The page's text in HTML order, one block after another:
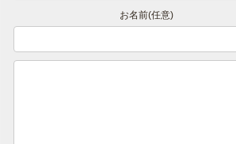
お名前(任意)